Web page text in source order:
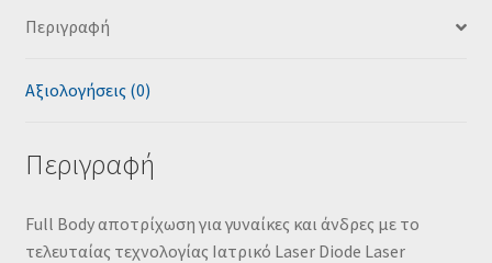
Περιγραφή
Αξιολογήσεις (0)
Περιγραφή
Full Body αποτρίχωση για γυναίκες και άνδρες με το
τελευταίας τεχνολογίας Ιατρικό Laser Diode Laser